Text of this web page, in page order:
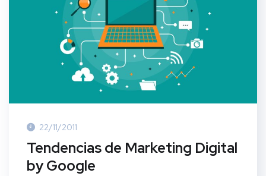
22/11/2011
Tendencias de Marketing Digital
by Google